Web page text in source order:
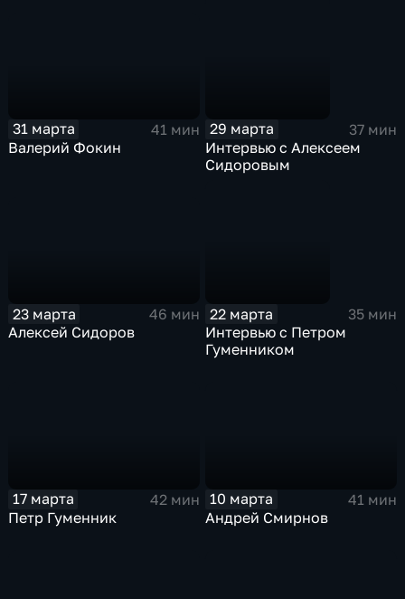
31 марта
41 мин
Валерий Фокин
29 марта
37 мин
Интервью с Алексеем
Сидоровым
23 марта
46 мин
Алексей Сидоров
22 марта
35 мин
Интервью с Петром
Гуменником
17 марта
42 мин
Петр Гуменник
10 марта
41 мин
Андрей Смирнов